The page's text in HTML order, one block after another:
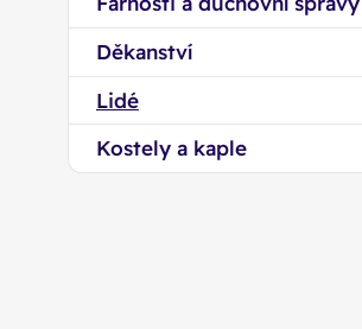
Děkanství
Lidé
Kostely a kaple